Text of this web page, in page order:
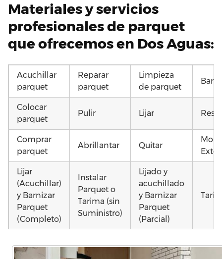
Materiales y servicios
profesionales de parquet
que ofrecemos en Dos Aguas:
Acuchillar
parquet
Reparar
parquet
Limpieza
de parquet
Colocar
parquet
Pulir Lijar
Comprar
parquet
Abrillantar Quitar
Lijar
(Acuchillar)
y Barnizar
Parquet
(Completo)
Instalar
Parquet o
Tarima (sin
Suministro)
Lijado y
acuchillado
y Barnizar
Parquet
(Parcial)
parquet o
parquet o
parquet o